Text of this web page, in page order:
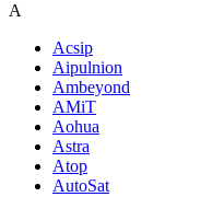
A
Acsip
Aipulnion
Ambeyond
AMiT
Aohua
Astra
Atop
AutoSat